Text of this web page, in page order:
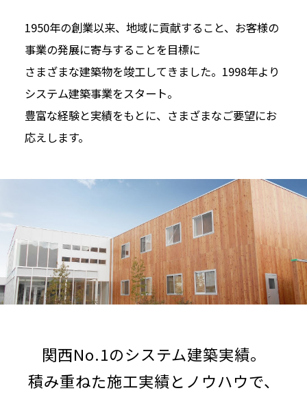
1950年の創業以来、地域に貢献すること、お客様の
事業の発展に寄与することを目標に
さまざまな建築物を竣工してきました。1998年より
システム建築事業をスタート。
豊富な経験と実績をもとに、さまざまなご要望にお
応えします。
関西No.1のシステム建築実績。
積み重ねた施工実績とノウハウで、